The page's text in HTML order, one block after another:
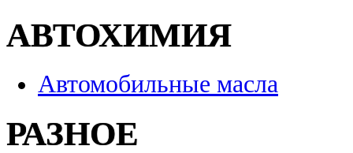
АВТОХИМИЯ
Автомобильные масла
РАЗНОЕ